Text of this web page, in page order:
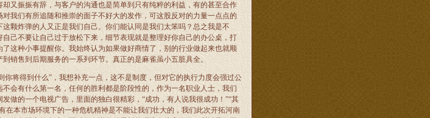
又振振有辞，与客户的沟通也是简单到只有纯粹的利益，有的甚至合作
我们有所追随和推崇的面子不好大的发作，可这股反对的力量一点点的
颗炸弹的人又正是我们自己。你们能认同是我们太笨吗？总之我是不
己不要让自己过于放松下来，细节表现就是整理好你自己的办公桌，打
这种小事提醒你。我始终认为如果做好商情了，别的行业做起来也就顺
销售到后期服务的一系列环节。真正的是麻雀虽小五脏具全。
你将得到什么”，我想补充一点，这不是制度，但对它的执行力度会强过公
会有什么第一名，任何的胜利都是阶段性的，作为一名职业人士，我们
做的一个电视广告，里面的独白很精彩，“成功，有人说我很成功！”“其
在本市场环境下的一种危机精神是不能让我们壮大的，我们此次开拓河南